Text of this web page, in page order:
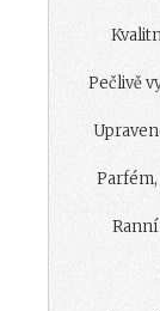
Pečlivě